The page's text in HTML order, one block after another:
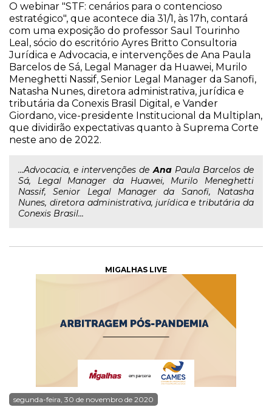
O webinar "STF: cenários para o contencioso
estratégico", que acontece dia 31/1, às 17h, contará
com uma exposição do professor Saul Tourinho
Leal, sócio do escritório Ayres Britto Consultoria
Jurídica e Advocacia, e intervenções de Ana Paula
Barcelos de Sá, Legal Manager da Huawei, Murilo
Meneghetti Nassif, Senior Legal Manager da Sanofi,
Natasha Nunes, diretora administrativa, jurídica e
tributária da Conexis Brasil Digital, e Vander
Giordano, vice-presidente Institucional da Multiplan,
que dividirão expectativas quanto à Suprema Corte
neste ano de 2022.
...Advocacia, e intervenções deAnaPaula Barcelos de
Sá, Legal Manager da Huawei, Murilo Meneghetti
Nassif, Senior Legal Manager da Sanofi, Natasha
Nunes, diretora administrativa, jurídica e tributária da
Conexis Brasil...
MIGALHAS LIVE
segunda-feira, 30 de novembro de 2020